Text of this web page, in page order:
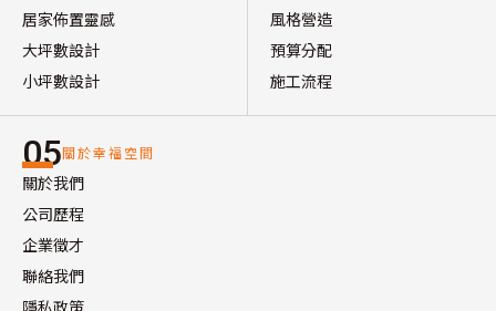
居家佈置靈感
大坪數設計
小坪數設計
風格營造
預算分配
施工流程
05關於幸福空間
關於我們
公司歷程
企業徵才
聯絡我們
隱私政策